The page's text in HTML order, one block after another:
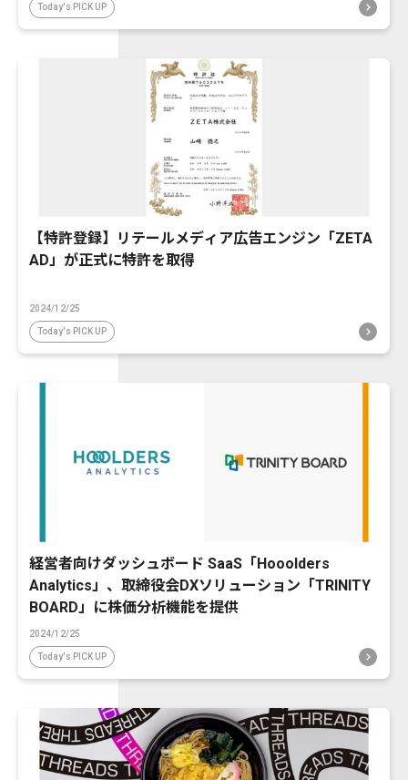
Today's PICK UP
【特許登録】リテールメディア広告エンジン「ZETA
AD」が正式に特許を取得
2024/12/25
Today's PICK UP
経営者向けダッシュボード SaaS「Hooolders
Analytics」、取締役会DXソリューション「TRINITY
BOARD」に株価分析機能を提供
2024/12/25
Today's PICK UP